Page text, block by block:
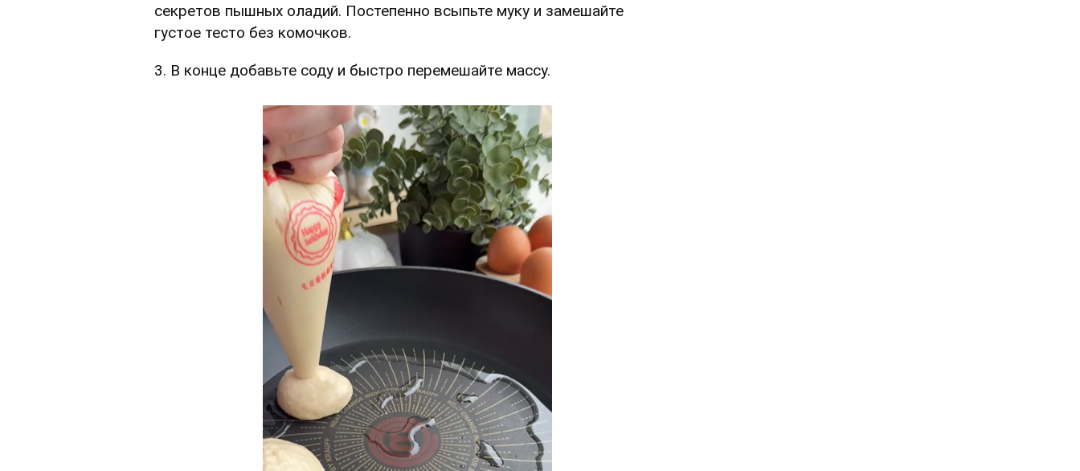
секретов пышных оладий. Постепенно всыпьте муку и замешайте
густое тесто без комочков.
3. В конце добавьте соду и быстро перемешайте массу.